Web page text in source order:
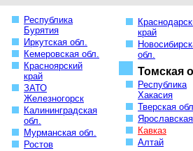
Республика
Бурятия
Иркутская обл.
Кемеровская обл.
Красноярский
край
ЗАТО
Железногорск
Калининградская
обл.
Мурманская обл.
Ростов
край
обл.
Томская
Республика
Хакасия
Тверская
Кавказ
Алтай